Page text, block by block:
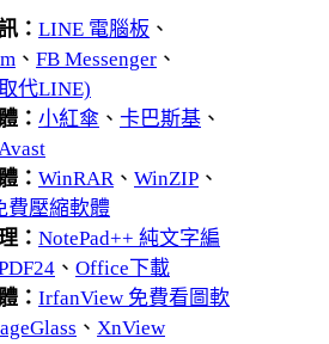
： LINE 電腦板 、
、 FB Messenger 、
代LINE)
： 小紅傘 、 卡巴斯基 、
Avast
： WinRAR 、 WinZIP 、
費壓縮軟體
： NotePad++ 純文字編
、 Office下載
： IrfanView 免費看圖軟
、 XnView